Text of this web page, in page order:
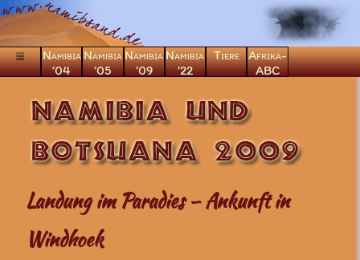
Namibia
’04
Namibia
’05
Namibia
’09
Namibia
’22
Tiere
Afrika-
ABC
Windhoek
Windhoek Tag 2
Sossusvlei
Naukluft
Landung im Paradies – Ankunft in
Windhoek